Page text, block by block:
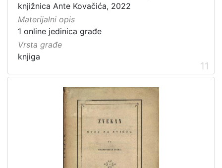
knjižnica Ante Kovačića, 2022
Materijalni opis
1 online jedinica građe
Vrsta građe
knjiga
11